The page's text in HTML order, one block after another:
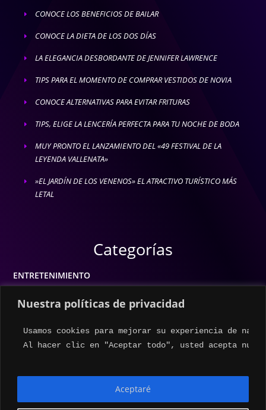
Nuestra políticas de privacidad
Usamos cookies para mejorar su experiencia de
Al hacer clic en "Aceptar todo", usted acepta
Aceptaré
E CONOCE LOS BENEFICIOS DE BAILAR
E CONOCE LA DIETA DE LOS DOS DÍAS
E LA ELEGANCIA DESBORDANTE DE JENNIFER LAWRENCE
E TIPS PARA EL MOMENTO DE COMPRAR VESTIDOS DE NOVIA
E CONOCE ALTERNATIVAS PARA EVITAR FRITURAS
E TIPS, ELIGE LA LENCERÍA PERFECTA PARA TU NOCHE DE BODA
E
MUY PRONTO EL LANZAMIENTO DEL «49 FESTIVAL DE LA
LEYENDA VALLENATA»
E
»EL JARDÍN DE LOS VENENOS» EL ATRACTIVO TURÍSTICO MÁS
LETAL
Categorías
ENTRETENIMIENTO
ESTILO DE VIDA